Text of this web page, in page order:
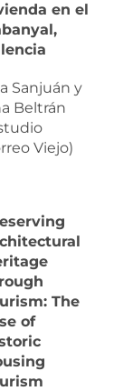
en el
Sanjuán y
Beltrán
Viejo)
The
of